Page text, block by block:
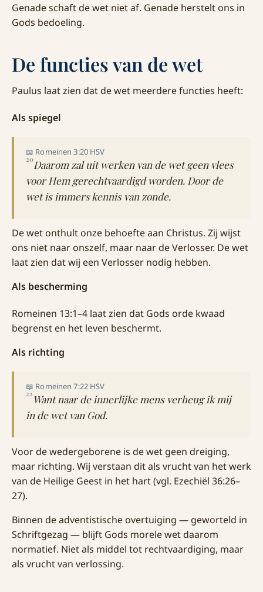
Genade schaft de wet niet af. Genade herstelt ons in
Gods bedoeling.
De functies van de wet
Paulus laat zien dat de wet meerdere functies heeft:
Als spiegel
📖 Romeinen 3:20 HSV
20Daarom zal uit werken van de wet geen vlees
voor Hem gerechtvaardigd worden. Door de
wet is immers kennis van zonde.
De wet onthult onze behoefte aan Christus. Zij wijst
ons niet naar onszelf, maar naar de Verlosser. De wet
laat zien dat wij een Verlosser nodig hebben.
Als bescherming
Romeinen 13:1–4 laat zien dat Gods orde kwaad
begrenst en het leven beschermt.
Als richting
📖 Romeinen 7:22 HSV
22 Want naar de innerlijke mens verheug ik mij
in de wet van God.
Voor de wedergeborene is de wet geen dreiging,
maar richting. Wij verstaan dit als vrucht van het werk
van de Heilige Geest in het hart (vgl. Ezechiël 36:26–
27).
Binnen de adventistische overtuiging — geworteld in
Schriftgezag — blijft Gods morele wet daarom
normatief. Niet als middel tot rechtvaardiging, maar
als vrucht van verlossing.